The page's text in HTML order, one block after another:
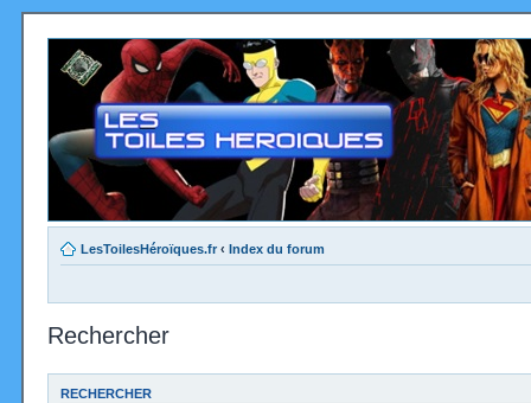
LesToilesHéroïques.fr ‹ Index du forum
Rechercher
RECHERCHER